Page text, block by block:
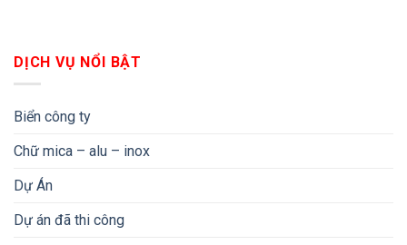
DỊCH VỤ NỔI BẬT
Biển công ty
Chữ mica – alu – inox
Dự Án
Dự án đã thi công